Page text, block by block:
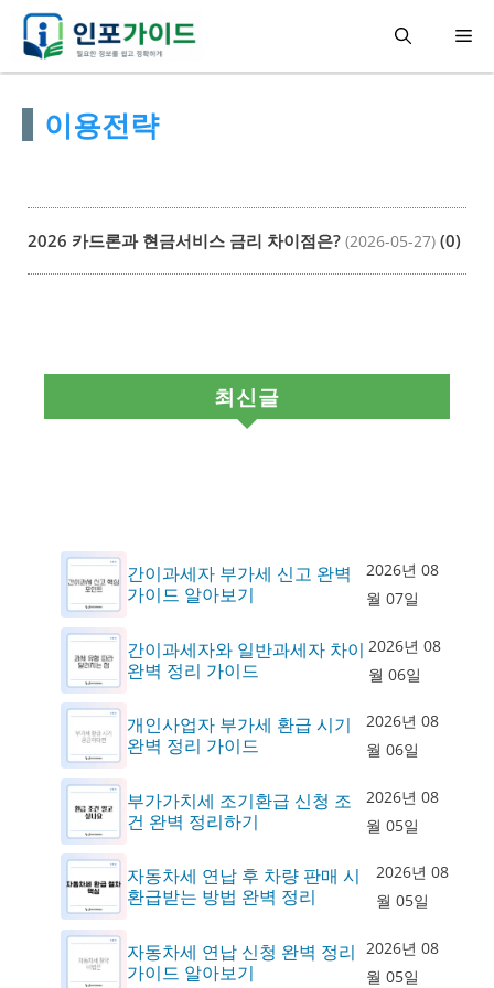
메
이용전략
2026 카드론과 현금서비스 금리 차이점은? (2026-05-27) (0)
최신글
간이과세자 부가세 신고 완벽
가이드 알아보기
2026년 08
월 07일
간이과세자와 일반과세자 차이
완벽 정리 가이드
2026년 08
월 06일
개인사업자 부가세 환급 시기
완벽 정리 가이드
2026년 08
월 06일
부가가치세 조기환급 신청 조
건 완벽 정리하기
2026년 08
월 05일
자동차세 연납 후 차량 판매 시
환급받는 방법 완벽 정리
2026년 08
월 05일
자동차세 연납 신청 완벽 정리
가이드 알아보기
2026년 08
월 05일